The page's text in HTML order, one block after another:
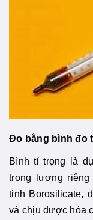
Đo bằng bình đo
Bình tỉ trọng là
trọng lượng
tinh Borosilicate,
và chịu được hóa